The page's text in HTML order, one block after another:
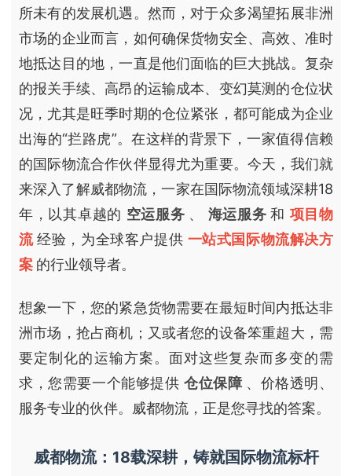
所未有的发展机遇。然而，对于众多渴望拓展非洲
市场的企业而言，如何确保货物安全、高效、准时
地抵达目的地，一直是他们面临的巨大挑战。复杂
的报关手续、高昂的运输成本、变幻莫测的仓位状
况，尤其是旺季时期的仓位紧张，都可能成为企业
出海的“拦路虎”。在这样的背景下，一家值得信赖
的国际物流合作伙伴显得尤为重要。今天，我们就
来深入了解威都物流，一家在国际物流领域深耕18
年，以其卓越的 空运服务 、 海运服务 和 项目物
流经验，为全球客户提供 一站式国际物流解决方
案 的行业领导者。
想象一下，您的紧急货物需要在最短时间内抵达非
洲市场，抢占商机；又或者您的设备笨重超大，需
要定制化的运输方案。面对这些复杂而多变的需
求，您需要一个能够提供仓位保障 、价格透明、
服务专业的伙伴。威都物流，正是您寻找的答案。
威都物流：18载深耕，铸就国际物流标杆